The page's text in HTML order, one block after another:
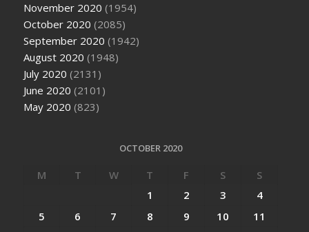
November 2020 (1954)
October 2020 (2085)
September 2020 (1942)
August 2020 (1948)
July 2020 (2131)
June 2020 (2101)
May 2020 (823)
OCTOBER 2020
M T W T F S
S
1
2 3
4
5
6 7 8 9 10
11